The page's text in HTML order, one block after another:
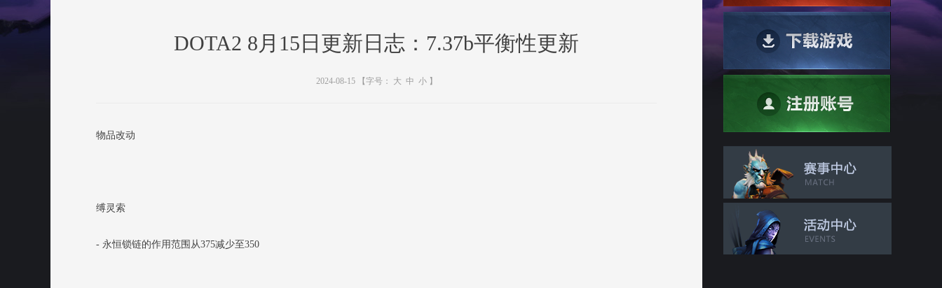
DOTA2 8月15日更新日志：7.37b平衡性更新
2024-08-15 【字号： 大 中 小】
物品改动
缚灵索
- 永恒锁链的作用范围从375减少至350